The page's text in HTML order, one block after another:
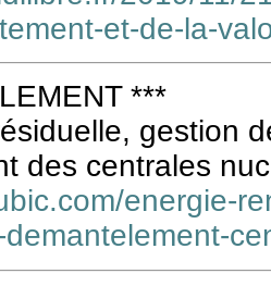
et-de-la-
***
gestion
des centrales
energie-